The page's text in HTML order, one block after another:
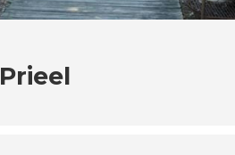
Prieel